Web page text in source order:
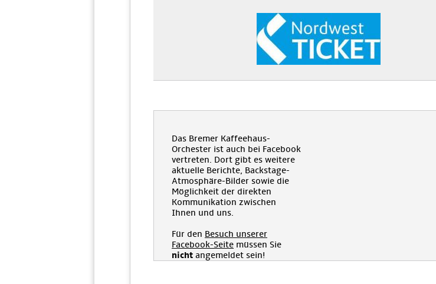
Das Bremer Kaffeehaus-
Orchester ist auch bei Facebook
vertreten. Dort gibt es weitere
aktuelle Berichte, Backstage-
Atmosphäre-Bilder sowie die
Möglichkeit der direkten
Kommunikation zwischen
Ihnen und uns.
Für den Besuch unserer
Facebook-Seite müssen Sie
nicht angemeldet sein!